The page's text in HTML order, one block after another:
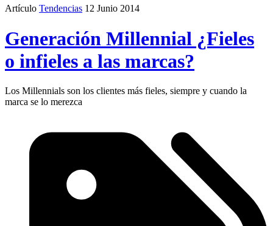
Artículo Tendencias 12 Junio 2014
Generación Millennial ¿Fieles
o infieles a las marcas?
Los Millennials son los clientes más fieles, siempre y cuando la
marca se lo merezca